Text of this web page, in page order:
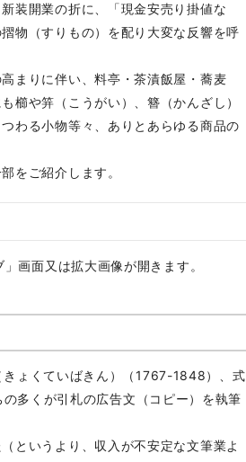
装開業の折に、「現金安売り掛値な
物（すりもの）を配り大変な反響を呼
まりに伴い、料亭・茶漬飯屋・蕎麦
櫛や笄（こうがい）、簪（かんざし）
わる小物等々、ありとあらゆる商品の
をご紹介します。
画面又は拡大画像が開きます。
ょくていばきん）（1767-1848）、式
多くが引札の広告文（コピー）を執筆
というより、収入が不安定な文筆業よ